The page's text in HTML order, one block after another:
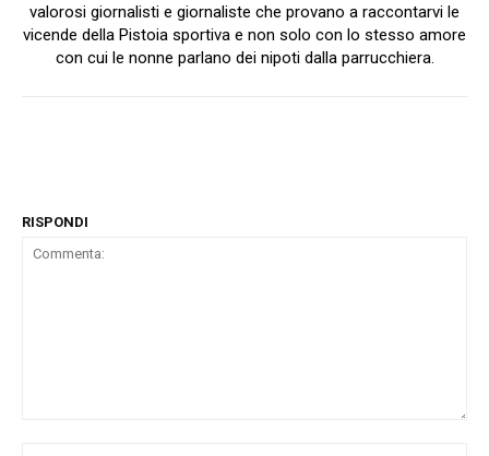
valorosi giornalisti e giornaliste che provano a raccontarvi le
vicende della Pistoia sportiva e non solo con lo stesso amore
con cui le nonne parlano dei nipoti dalla parrucchiera.
RISPONDI